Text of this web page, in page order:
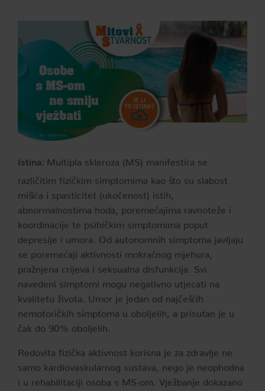
Istina: Multipla skleroza (MS) manifestira se
različitim fizičkim simptomima kao što su slabost
mišića i spasticitet (ukočenost) istih,
abnormalnostima hoda, poremećajima ravnoteže i
koordinacije te psihičkim simptomima poput
depresije i umora. Od autonomnih simptoma javljaju
se poremećaji aktivnosti mokraćnog mjehura,
pražnjena crijeva i seksualna disfunkcija. Svi
navedeni simptomi mogu negativno utjecati na
kvalitetu života. Umor je jedan od najčešćih
nemotoričkih simptoma u oboljelih, a prisutan je u
čak do 90% oboljelih.
Redovita fizička aktivnost korisna je za zdravlje ne
samo kardiovaskularnog sustava, nego je neophodna
i u rehabilitaciji osoba s MS-om. Vježbanje dokazano